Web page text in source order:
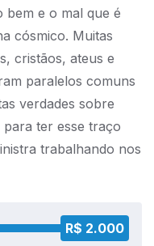
bem e o mal que é
cósmico. Muitas
cristãos, ateus e
paralelos comuns
verdades sobre
ter esse traço
trabalhando nos
R$ 2.000
R$ 2.000